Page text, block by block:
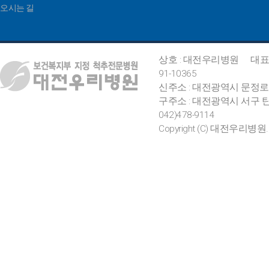
오시는 길
상호 : 대전우리병원
대
91-10365
신주소 : 대전광역시 문정
구주소 : 대전광역시 서구
042)478-9114
Copyright (C) 대전우리병원